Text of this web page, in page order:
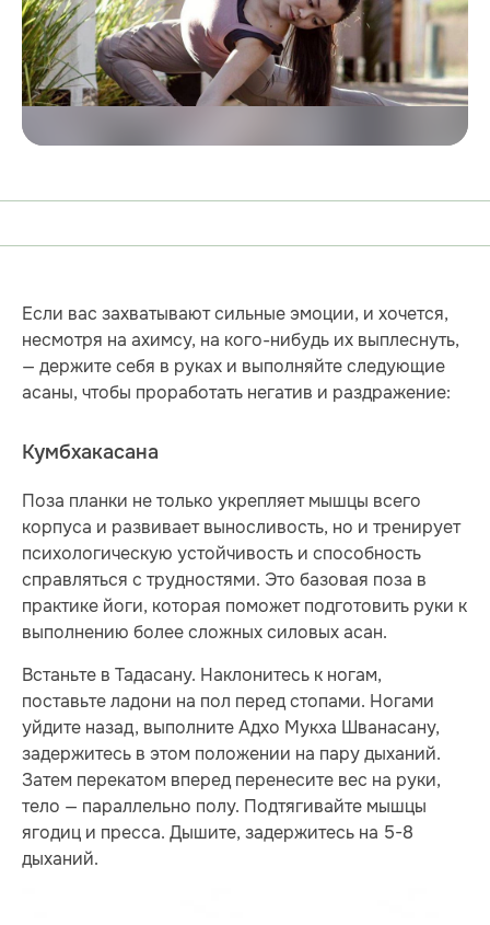
Если вас захватывают сильные эмоции, и хочется,
несмотря на ахимсу, на кого-нибудь их выплеснуть,
— держите себя в руках и выполняйте следующие
асаны, чтобы проработать негатив и раздражение:
Кумбхакасана
Поза планки не только укрепляет мышцы всего
корпуса и развивает выносливость, но и тренирует
психологическую устойчивость и способность
справляться с трудностями. Это базовая поза в
практике йоги, которая поможет подготовить руки к
выполнению более сложных силовых асан.
Встаньте в Тадасану. Наклонитесь к ногам,
поставьте ладони на пол перед стопами. Ногами
уйдите назад, выполните Адхо Мукха Шванасану,
задержитесь в этом положении на пару дыханий.
Затем перекатом вперед перенесите вес на руки,
тело — параллельно полу. Подтягивайте мышцы
ягодиц и пресса. Дышите, задержитесь на 5-8
дыханий.